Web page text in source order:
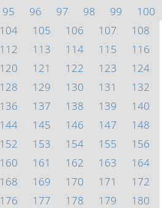
95 96 97 98 99
100
104 105 106 107
108
112 113 114 115
116
120 121 122 123
124
128 129 130 131
132
136 137 138 139
140
144 145 146 147
148
152 153 154 155
156
160 161 162 163
164
168 169 170 171
172
176 177 178 179
180